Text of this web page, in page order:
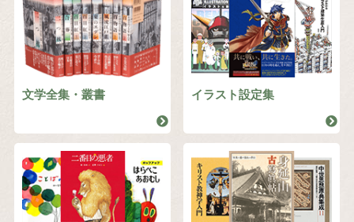
文学全集・叢書 イラスト設定集